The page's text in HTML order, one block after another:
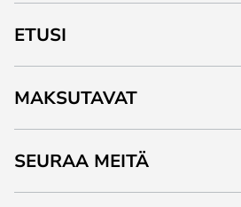
ETUSI
MAKSUTAVAT
SEURAA MEITÄ